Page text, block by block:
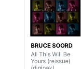
BRUCE SOORD
All This Will Be
Yours (reissue)